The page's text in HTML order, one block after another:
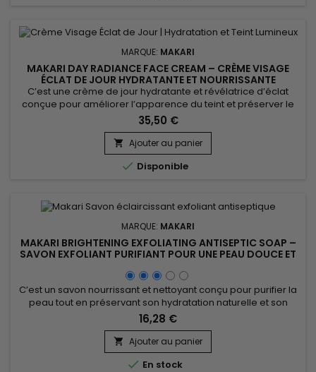
MARQUE: MAKARI
MAKARI DAY RADIANCE FACE CREAM – CRÈME VISAGE
ÉCLAT DE JOUR HYDRATANTE ET NOURRISSANTE
C’est une crème de jour hydratante et révélatrice d’éclat
conçue pour améliorer l’apparence du teint et préserver le
confort de la peau au quotidien. Day Radiance Face Cream
associe le Carrot Extract, le White Lily Extract, le Citric Acid et le
Mulberry Root Extract, des actifs reconnus pour favoriser une
peau visiblement plus lumineuse et...
35,50 €
 Ajouter au panier
 Disponible
MARQUE: MAKARI
MAKARI BRIGHTENING EXFOLIATING ANTISEPTIC SOAP –
SAVON EXFOLIANT PURIFIANT POUR UNE PEAU DOUCE ET
C’est un savon nourrissant et nettoyant conçu pour purifier la
peau tout en préservant son hydratation naturelle et son
confort au quotidien. Enrichi en Prunus Amygdalus Dulcis
(huile d’amande douce), en glycérine, en Propylene Glycol,
en extrait de feuille de mûrier blanc (Morus Alba Leaf Extract)
et en extrait de racine de réglisse (Glycyrrhiza...
16,28 €
 Ajouter au panier
 En stock